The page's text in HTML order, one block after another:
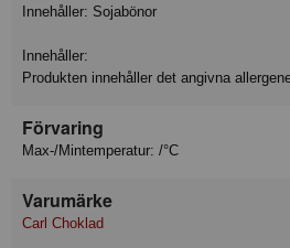
Innehåller: Sojabönor
Innehåller:
Produkten innehåller det angivna
Förvaring
Max-/Mintemperatur: /°C
Varumärke
Carl Choklad